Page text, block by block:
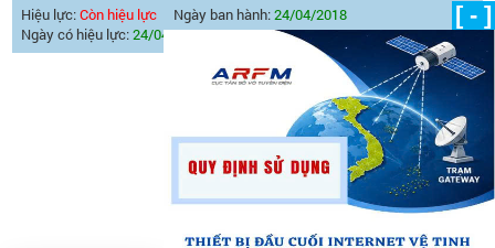
Hiệu lực:Còn hiệu lực Ngày ban hành:24/04/2018
Ngày có hiệu lực:24/04/2018
[ - ]